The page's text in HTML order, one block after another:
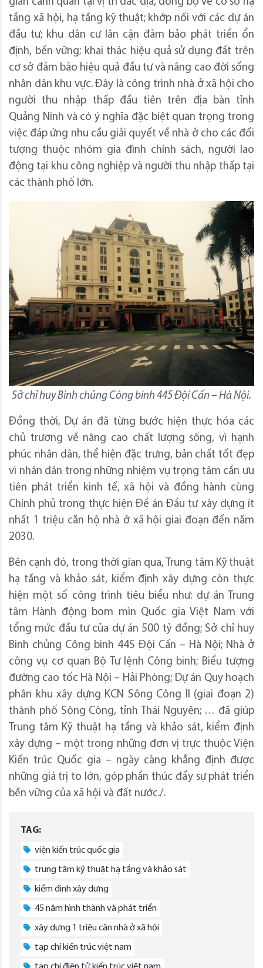
gian cảnh quan tại vị trí đắc địa, đồng bộ về cơ sở hạ
tầng xã hội, hạ tầng kỹ thuật; khớp nối với các dự án
đầu tư; khu dân cư lân cận đảm bảo phát triển ổn
định, bền vững; khai thác hiệu quả sử dụng đất trên
cơ sở đảm bảo hiệu quả đầu tư và nâng cao đời sống
nhân dân khu vực. Đây là công trình nhà ở xã hội cho
người thu nhập thấp đầu tiên trên địa bàn tỉnh
Quảng Ninh và có ý nghĩa đặc biệt quan trọng trong
việc đáp ứng nhu cầu giải quyết về nhà ở cho các đối
tượng thuộc nhóm gia đình chính sách, người lao
động tại khu công nghiệp và người thu nhập thấp tại
các thành phố lớn.
Sở chỉ huy Binh chủng Công binh 445 Đội Cấn – Hà Nội.
Đồng thời, Dự án đã từng bước hiện thực hóa các
chủ trương về nâng cao chất lượng sống, vì hạnh
phúc nhân dân, thể hiện đặc trưng, bản chất tốt đẹp
vì nhân dân trong những nhiệm vụ trọng tâm cần ưu
tiên phát triển kinh tế, xã hội và đồng hành cùng
Chính phủ trong thực hiện Đề án Đầu tư xây dựng ít
nhất 1 triệu căn hộ nhà ở xã hội giai đoạn đến năm
2030.
Bên cạnh đó, trong thời gian qua, Trung tâm Kỹ thuật
hạ tầng và khảo sát, kiểm định xây dựng còn thực
hiện một số công trình tiêu biểu như: dự án Trung
tâm Hành động bom mìn Quốc gia Việt Nam với
tổng mức đầu tư của dự án 500 tỷ đồng; Sở chỉ huy
Binh chủng Công binh 445 Đội Cấn – Hà Nội; Nhà ở
công vụ cơ quan Bộ Tư lệnh Công binh; Biểu tượng
đường cao tốc Hà Nội – Hải Phòng; Dự án Quy hoạch
phân khu xây dựng KCN Sông Công II (giai đoạn 2)
thành phố Sông Công, tỉnh Thái Nguyên; … đã giúp
Trung tâm Kỹ thuật hạ tầng và khảo sát, kiểm định
xây dựng – một trong những đơn vị trực thuộc Viện
Kiến trúc Quốc gia – ngày càng khẳng định được
những giá trị to lớn, góp phần thúc đẩy sự phát triển
bền vững của xã hội và đất nước./.
TAG:
viện kiến trúc quốc gia
trung tâm kỹ thuật hạ tầng và khảo sát
kiểm định xây dựng
45 năm hình thành và phát triển
xây dựng 1 triệu căn nhà ở xã hội
tạp chí kiến trúc việt nam